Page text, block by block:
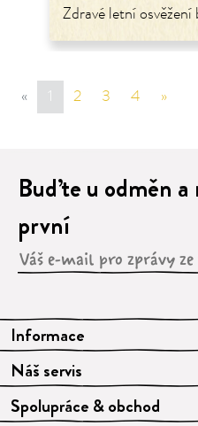
Zdravé letní
« sr.page.previous
1 2 3 4 »
Informace
Náš servis
Spolupráce & obchod
Buďte u odměn a
první